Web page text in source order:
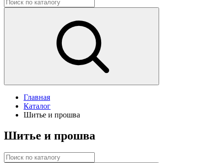
Главная
Каталог
Шитье и прошва
Шитье и прошва